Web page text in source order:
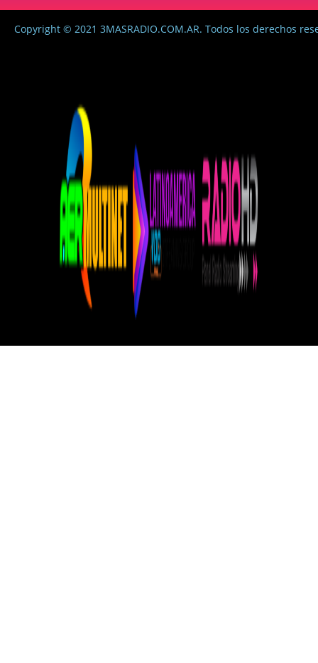
Copyright © 2021 3MASRADIO.COM.AR. Todos los derechos